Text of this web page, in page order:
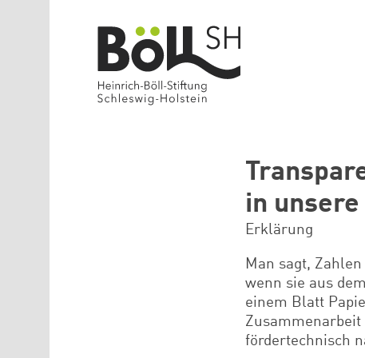
in
Erklärung
Man sagt,
wenn sie aus
einem Blatt
fördertechnisch